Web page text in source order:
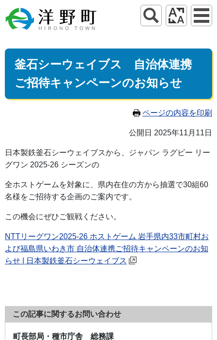
釜石シーウェイブス 自治体連携
ご招待キャンペーンのお知らせ
ページの内容を印刷
公開日 2025年11月11日
日本製鉄釜石シーウェイブスから、ジャパン ラグビー リー
グワン 2025-26 シーズンの
全ホストゲームを対象に、県内在住の方から抽選で30組60
名様をご招待する企画のご案内です。
この機会にぜひご観戦ください。
NTTリーグワン2025-26 ホストゲーム 岩手県内33市町村お
よび福島県いわき市 自治体連携ご招待キャンペーンのお知
らせ | 日本製鉄釜石シーウェイブス
この記事に関するお問い合わせ
町長部局・種市庁舎 総務課